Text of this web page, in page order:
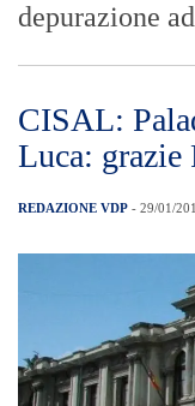
depurazione
CISAL:
Luca: grazie
REDAZIONE VDP - 29/01/